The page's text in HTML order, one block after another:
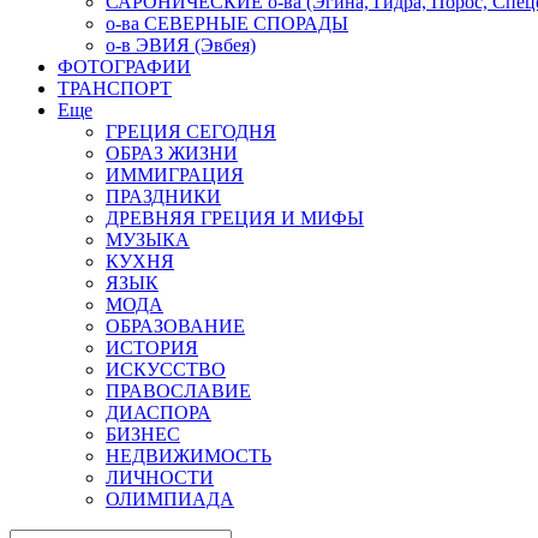
о-ва СЕВЕРНЫЕ СПОРАДЫ
о-в ЭВИЯ (Эвбея)
ФОТОГРАФИИ
ТРАНСПОРТ
Еще
ГРЕЦИЯ СЕГОДНЯ
ОБРАЗ ЖИЗНИ
ИММИГРАЦИЯ
ПРАЗДНИКИ
ДРЕВНЯЯ ГРЕЦИЯ И МИФЫ
МУЗЫКА
КУХНЯ
ЯЗЫК
МОДА
ОБРАЗОВАНИЕ
ИСТОРИЯ
ИСКУССТВО
ПРАВОСЛАВИЕ
ДИАСПОРА
БИЗНЕС
НЕДВИЖИМОСТЬ
ЛИЧНОСТИ
ОЛИМПИАДА